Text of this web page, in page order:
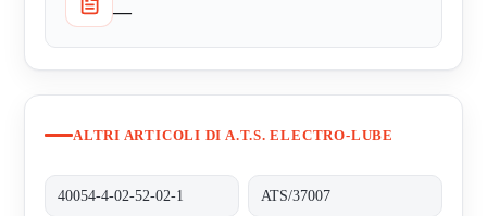
—
ALTRI ARTICOLI DI A.T.S. ELECTRO-LUBE
40054-4-02-52-02-1 ATS/37007